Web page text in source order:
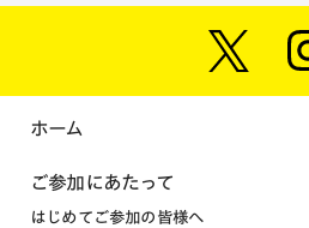
ホーム
ご参加にあたって
はじめてご参加の皆様へ